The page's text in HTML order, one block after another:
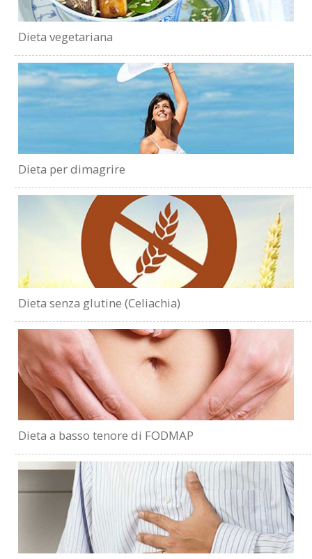
Dieta vegetariana
Dieta per dimagrire
Dieta senza glutine (Celiachia)
Dieta a basso tenore di FODMAP